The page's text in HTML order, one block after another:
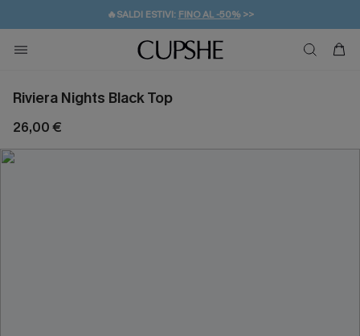
🔥SALDI ESTIVI: FINO AL -50%>>
🚚SPEDIZIONE GRATUITA DA 49€
💌REGALO PER I NUOVI: 20% DI SCONTO*
Riviera Nights Black Top
26,00 €